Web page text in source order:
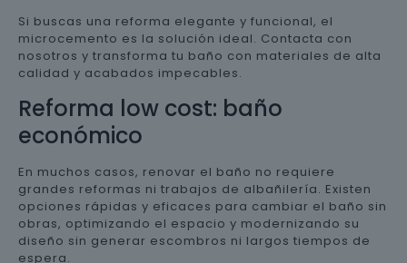
Si buscas una reforma elegante y funcional, el
microcemento es la solución ideal. Contacta con
nosotros y transforma tu baño con materiales de alta
calidad y acabados impecables.
Reforma low cost: baño
económico
En muchos casos, renovar el baño no requiere
grandes reformas ni trabajos de albañilería. Existen
opciones rápidas y eficaces para cambiar el baño sin
obras, optimizando el espacio y modernizando su
diseño sin generar escombros ni largos tiempos de
espera.